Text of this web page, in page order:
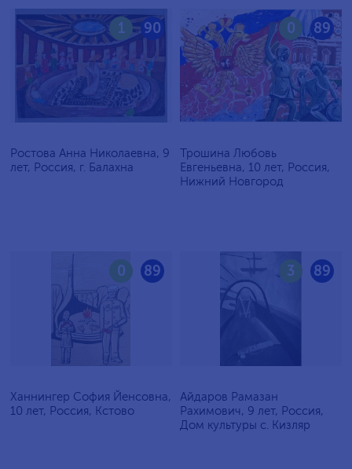
90
1
Ростова Анна Николаевна, 9
лет, Россия, г. Балахна
89
0
Трошина Любовь
Евгеньевна, 10 лет, Россия,
Нижний Новгород
89
0
Ханнингер София Йенсовна,
10 лет, Россия, Кстово
89
3
Айдаров Рамазан
Рахимович, 9 лет, Россия,
Дом культуры с. Кизляр